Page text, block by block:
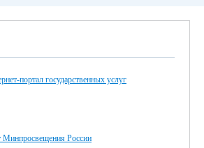
портал государственных услуг
Минпросвещения России